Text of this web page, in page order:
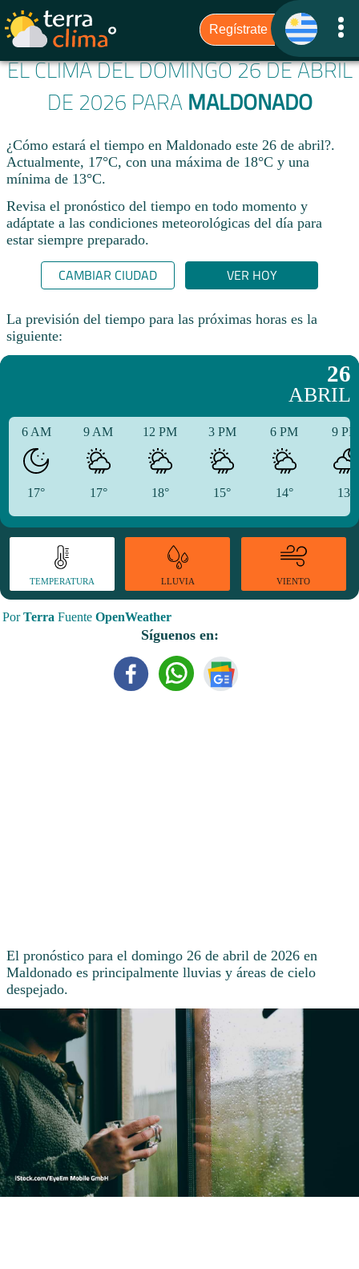
EL CLIMA DEL DOMINGO 26 DE ABRIL
DE 2026 PARA MALDONADO
¿Cómo estará el tiempo en Maldonado este 26 de abril?.
Actualmente, 17°C, con una máxima de 18°C y una
mínima de 13°C.
Revisa el pronóstico del tiempo en todo momento y
adáptate a las condiciones meteorológicas del día para
estar siempre preparado.​
CAMBIAR CIUDAD VER HOY
La previsión del tiempo para las próximas horas es la
siguiente:
26
ABRIL
6 AM
17°
9 AM
17°
12 PM
18°
3 PM
15°
6 PM
14°
9
13°
TEMPERATURA LLUVIA VIENTO
PorTerra Fuente OpenWeather
Síguenos en:
El pronóstico para el domingo 26 de abril de 2026 en
Maldonado es principalmente lluvias y áreas de cielo
despejado.